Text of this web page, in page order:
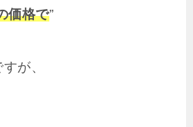
価格で”
が、